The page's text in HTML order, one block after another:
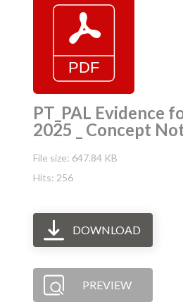
PT_PAL Evidence
2025 _ Concept
File size: 647.84 KB
Hits: 256
DOWNLOAD
PREVIEW